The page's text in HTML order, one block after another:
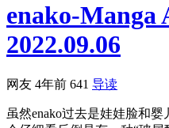
enako-Manga
2022.09.06
网友 4年前 641 导读
虽然enako过去是娃娃脸和